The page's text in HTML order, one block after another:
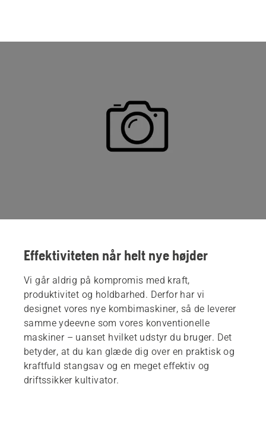
Effektiviteten når helt nye højder
Vi går aldrig på kompromis med kraft,
produktivitet og holdbarhed. Derfor har vi
designet vores nye kombimaskiner, så de leverer
samme ydeevne som vores konventionelle
maskiner – uanset hvilket udstyr du bruger. Det
betyder, at du kan glæde dig over en praktisk og
kraftfuld stangsav og en meget effektiv og
driftssikker kultivator.